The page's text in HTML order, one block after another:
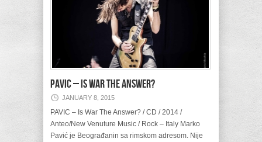
PAVIC – Is War The Answer?
JANUARY 8, 2015
PAVIC – Is War The Answer? / CD / 2014 /
Anteo/New Venuture Music / Rock – Italy Marko
Pavić je Beograđanin sa rimskom adresom. Nije